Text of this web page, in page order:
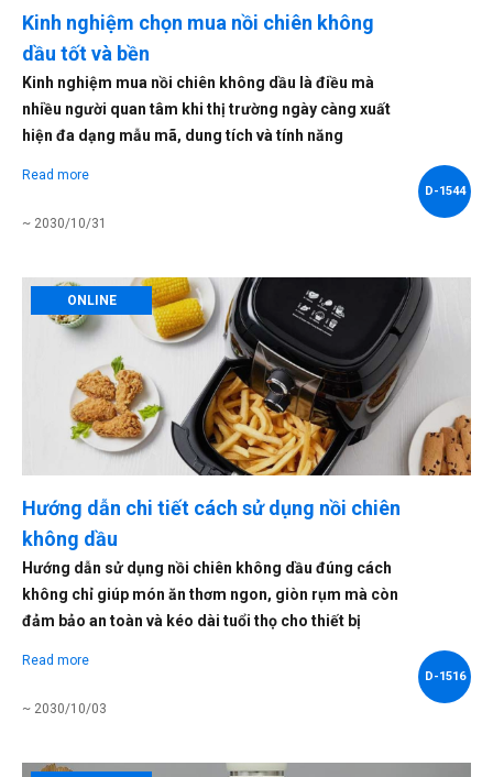
Kinh nghiệm chọn mua nồi chiên không
dầu tốt và bền
Kinh nghiệm mua nồi chiên không dầu là điều mà
nhiều người quan tâm khi thị trường ngày càng xuất
hiện đa dạng mẫu mã, dung tích và tính năng
Read more
~ 2030/10/31
D-1544
ONLINE
Hướng dẫn chi tiết cách sử dụng nồi chiên
không dầu
Hướng dẫn sử dụng nồi chiên không dầu đúng cách
không chỉ giúp món ăn thơm ngon, giòn rụm mà còn
đảm bảo an toàn và kéo dài tuổi thọ cho thiết bị
Read more
~ 2030/10/03
D-1516